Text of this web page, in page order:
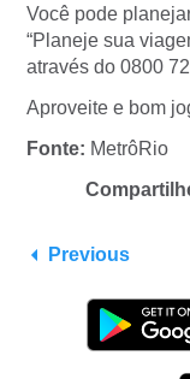
Você pode
“Planeje sua
através do 0800
Aproveite e bom
Fonte: MetrôRio
Previous